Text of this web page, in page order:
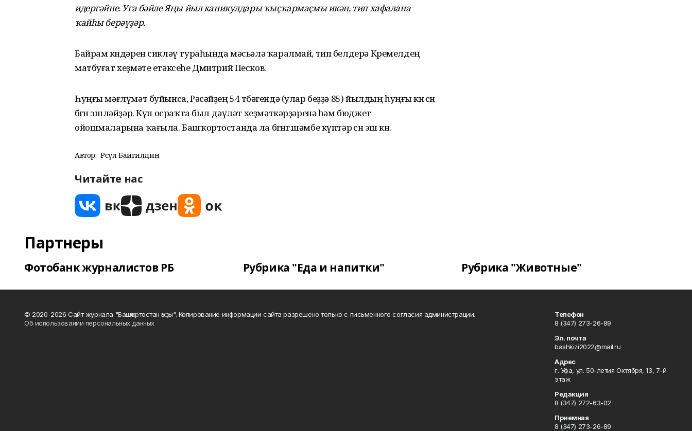
идергәйне. Уға бәйле Яңы йыл каникулдары ҡыҫҡармаҫмы икән, тип хафалана
ҡайһы берәүҙәр.
Байрам көндәрен сикләү тураһында мәсьәлә ҡаралмай, тип белдерә Кремелдең
матбуғат хеҙмәте етәксеһе Дмитрий Песков.
Һуңғы мәғлүмәт буйынса, Рәсәйҙең 54 төбәгендә (улар беҙҙә 85) йылдың һуңғы көнө өсөн
бөгөн эшләйҙәр. Күп осраҡта был дәүләт хеҙмәткәрҙәренә һәм бюджет
ойошмаларына ҡағыла. Башҡортостанда ла бөгөнгө шәмбе күптәр өсөн эш көнө.
Автор: Рәсүл Байгилдин
Читайте нас
Партнеры
Фотобанк журналистов РБ Рубрика "Еда и напитки" Рубрика "Животные"
© 2020-2026 Сайт журнала "Башҡортостан ҡыҙы". Копирование информации сайта разрешено только с письменного согласия администрации.
Об использовании персональных данных
Телефон
8 (347) 273-26-89
Эл. почта
bashkizi2022@mail.ru
Адрес
г. Уфа, ул. 50-летия Октября, 13, 7-й
этаж
Редакция
8 (347) 272-63-02
Приемная
8 (347) 273-26-89